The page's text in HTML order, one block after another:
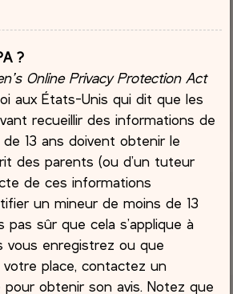
?
Online Privacy Protection Act
aux États-Unis qui dit que les
recueillir des informations de
13 ans doivent obtenir le
des parents (ou d’un tuteur
de ces informations
un mineur de moins de 13
pas sûr que cela s’applique à
vous enregistrez ou que
votre place, contactez un
pour obtenir son avis. Notez que